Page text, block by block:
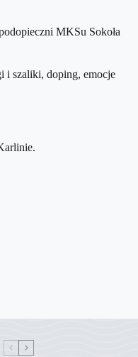
MKSu Sokoła
i szaliki, doping, emocje